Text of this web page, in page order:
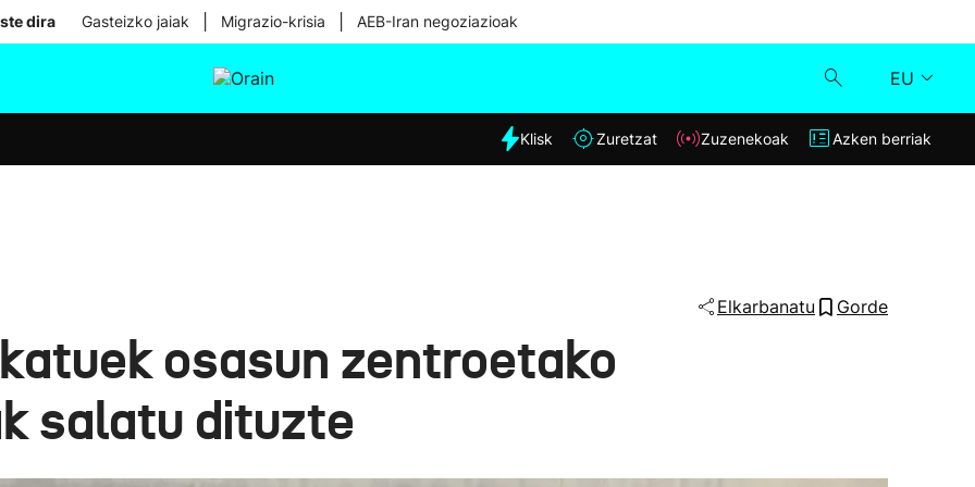
dira Gasteizko jaiak Migrazio-krisia AEB-Iran negoziazioak
EU
Eguraldia
Klisk
Klisk Zuretzat Zuzenekoak Azken berriak
Elkarbanatu Gorde
osasun zentroetako
salatu dituzte